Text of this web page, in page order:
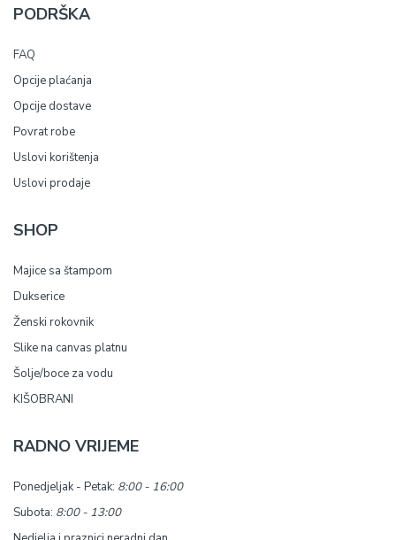
PODRŠKA
FAQ
Opcije plaćanja
Opcije dostave
Povrat robe
Uslovi korištenja
Uslovi prodaje
SHOP
Majice sa štampom
Dukserice
Ženski rokovnik
Slike na canvas platnu
Šolje/boce za vodu
KIŠOBRANI
RADNO VRIJEME
Ponedjeljak - Petak: 8:00 - 16:00
Subota: 8:00 - 13:00